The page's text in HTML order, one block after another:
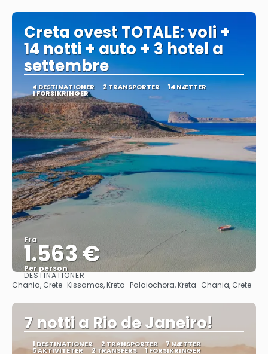
Creta ovest TOTALE: voli +
14 notti + auto + 3 hotel a
settembre
4 DESTINATIONER 2 TRANSPORTER 14 NÆTTER
1 FORSIKRINGER
Fra
1.563 €
Per person
Se
DESTINATIONER
Chania, Crete · Kissamos, Kreta · Palaiochora, Kreta · Chania, Crete
7 notti a Rio de Janeiro!
1 DESTINATIONER 2 TRANSPORTER 7 NÆTTER
5 AKTIVITETER 2 TRANSFERS 1 FORSIKRINGER